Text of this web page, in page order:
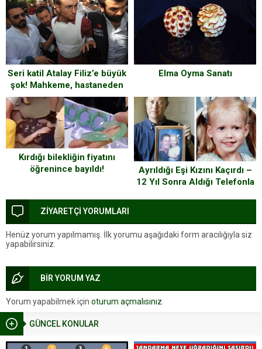
GÜNCEL KONULAR
Seri katil Atalay Filiz’e büyük
şok! Mahkeme, hastaneden
gelen raporu yüzüne karşı
okudu! Skandal yaratan
gerçek ortaya çıktı!
Elma Oyma Sanatı
Kırdığı bilekliğin fiyatını
öğrenince bayıldı!
Ayrıldığı Eşi Kızını Kaçırdı –
12 Yıl Sonra Aldığı Telefonla
ZİYARETÇİ YORUMLARI
Henüz yorum yapılmamış. İlk yorumu aşağıdaki form aracılığıyla siz
yapabilirsiniz.
BİR YORUM YAZ
Yorum yapabilmek için oturum açmalısınız